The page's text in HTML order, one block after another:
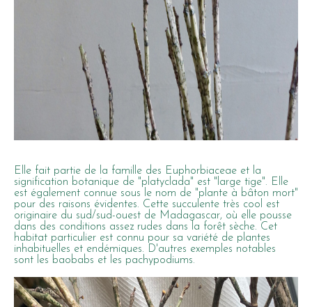
Elle fait partie de la famille des Euphorbiaceae et la
signification botanique de "platyclada" est "large tige". Elle
est également connue sous le nom de "plante à bâton mort"
pour des raisons évidentes. Cette succulente très cool est
originaire du sud/sud-ouest de Madagascar, où elle pousse
dans des conditions assez rudes dans la forêt sèche. Cet
habitat particulier est connu pour sa variété de plantes
inhabituelles et endémiques. D'autres exemples notables
sont les baobabs et les pachypodiums.